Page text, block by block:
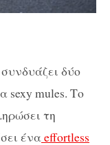
δύο
sexy mules. Το
τη
έναeffortless